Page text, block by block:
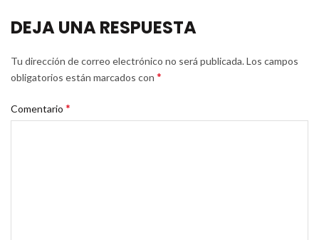
DEJA UNA RESPUESTA
Tu dirección de correo electrónico no será publicada.Los campos
obligatorios están marcados con *
Comentario *